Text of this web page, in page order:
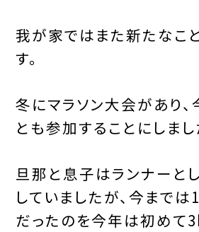
我が家ではまた新たなこ
す。
冬にマラソン大会があり
とも参加することにしまし
旦那と息子はランナーと
していましたが、今まで
だったのを今年は初めて